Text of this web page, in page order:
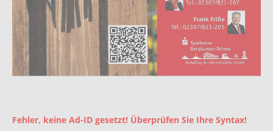
Fehler, keine Ad-ID gesetzt! Überprüfen Sie Ihre Syntax!